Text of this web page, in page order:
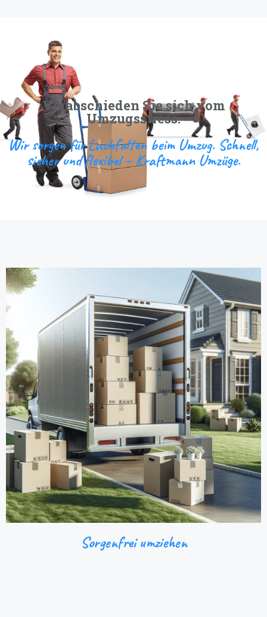
Verabschieden Sie sich vom
Umzugsstress.
Wir sorgen für Lachfalten beim Umzug. Schnell,
sicher und flexibel – Kraftmann Umzüge.
Sorgenfrei umziehen